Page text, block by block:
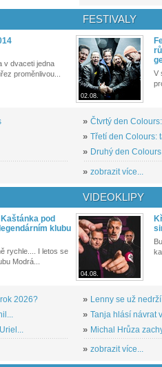
v dvaceti jedna
proměnlivou...
FESTIVALY
02.08.
V
» Čtvrtý den
» Třetí den Colours:
» Druhý den
» zobrazit více...
pod
klubu
rychle.... I letos se
Modrá...
2026?
VIDEOKLIPY
04.08.
» Lenny se už
» Tanja hlásí návrat
» Michal Hrůza
» zobrazit více...